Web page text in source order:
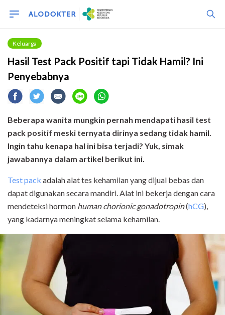
Keluarga
Hasil Test Pack Positif tapi Tidak Hamil? Ini
Penyebabnya
Beberapa wanita mungkin pernah mendapati hasil test
pack positif meski ternyata dirinya sedang tidak hamil.
Ingin tahu kenapa hal ini bisa terjadi? Yuk, simak
jawabannya dalam artikel berikut ini.
Test pack adalah alat tes kehamilan yang dijual bebas dan
dapat digunakan secara mandiri. Alat ini bekerja dengan cara
mendeteksi hormon human chorionic gonadotropin(hCG),
yang kadarnya meningkat selama kehamilan.